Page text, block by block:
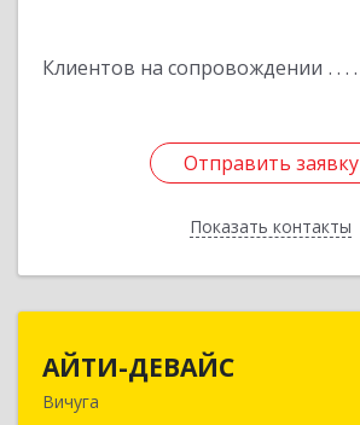
Клиентов на сопровождении
Отправить заявку
Показать контакты
Отправить заявку
Назад
АЙТИ-ДЕВАЙС
Вичуга155334, Ивановская обл, г.о.